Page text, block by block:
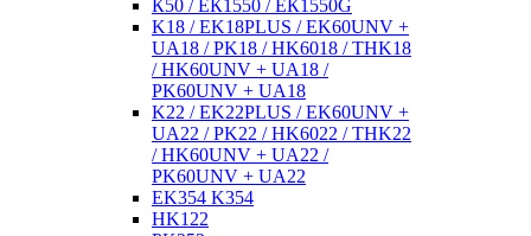
К50 / ЕК1550 / ЕК1550G
K18 / EK18PLUS / EK60UNV +
UA18 / PK18 / HK6018 / THK18
/ HK60UNV + UA18 /
PK60UNV + UA18
K22 / EK22PLUS / EK60UNV +
UA22 / PK22 / HK6022 / THK22
/ HK60UNV + UA22 /
PK60UNV + UA22
EK354 K354
HK122